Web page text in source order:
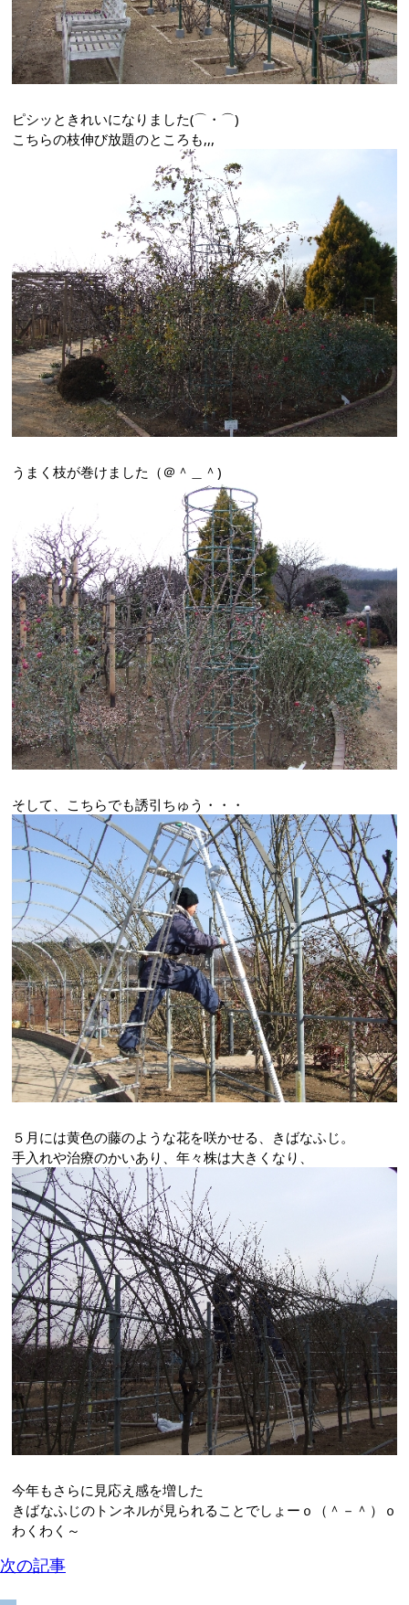
ピシッときれいになりました(⌒・⌒)ゞ
こちらの枝伸び放題のところも,,,
うまく枝が巻けました（＠＾＿＾)ゞ
そして、こちらでも誘引ちゅう・・・
５月には黄色の藤のような花を咲かせる、きばなふじ。
手入れや治療のかいあり、年々株は大きくなり、
今年もさらに見応え感を増した
きばなふじのトンネルが見られることでしょーｏ（＾－＾）ｏ
わくわく～
次の記事